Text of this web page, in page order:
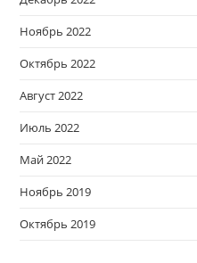
Ноябрь 2022
Октябрь 2022
Август 2022
Июль 2022
Май 2022
Ноябрь 2019
Октябрь 2019